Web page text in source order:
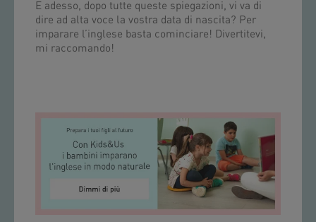
E adesso, dopo tutte queste spiegazioni, vi va di
dire ad alta voce la vostra data di nascita? Per
imparare l’inglese basta cominciare! Divertitevi,
mi raccomando!